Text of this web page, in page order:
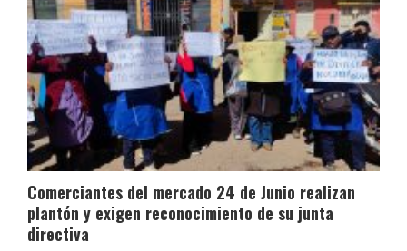
Comerciantes del mercado 24 de Junio realizan
plantón y exigen reconocimiento de su junta
directiva